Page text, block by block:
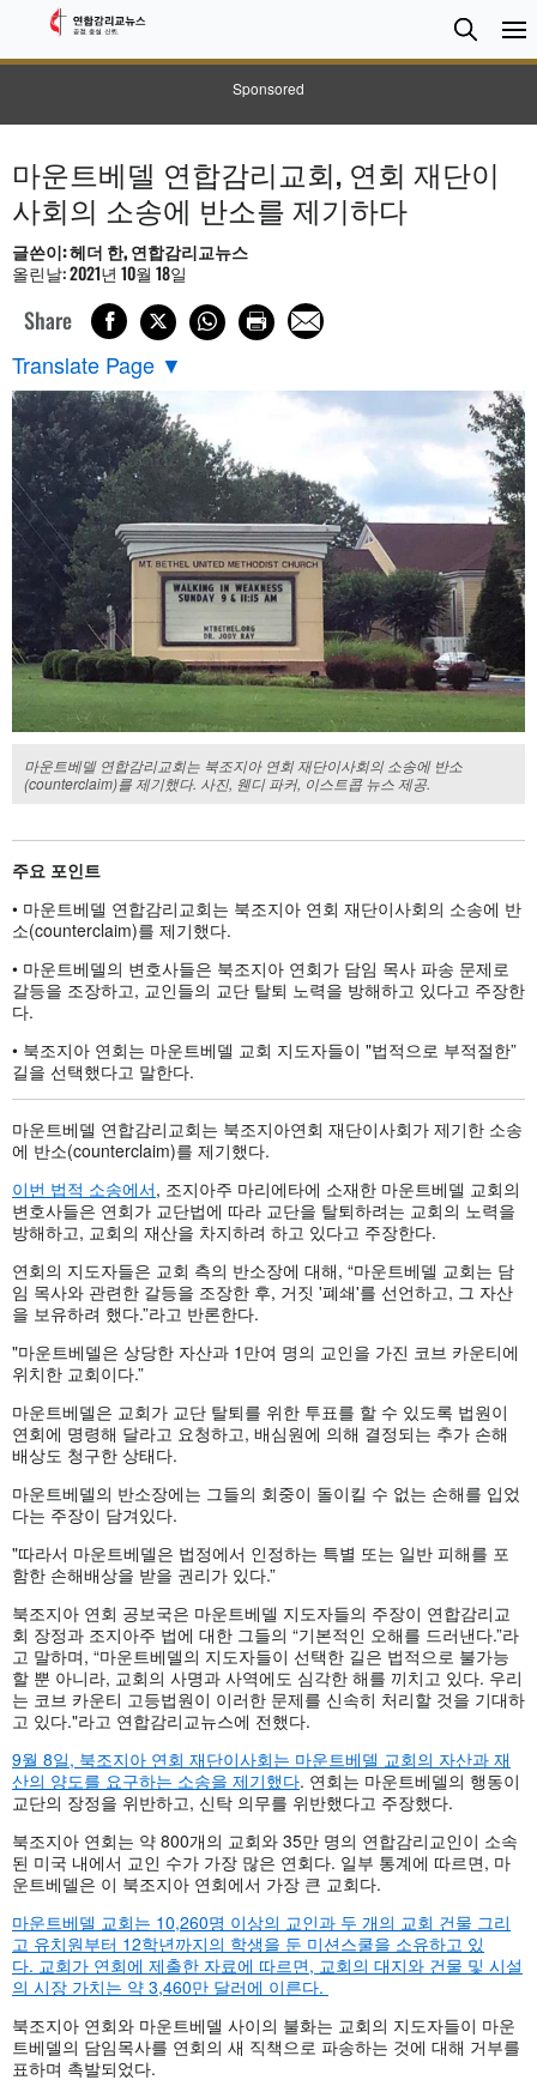
Sponsored
검
색
Search
마운트베델 연합감리교회, 연회 재단이
사회의 소송에 반소를 제기하다
글쓴이: 헤더 한, 연합감리교뉴스
올린날: 2021년 10월 18일
Share
Translate Page ▼
마운트베델 연합감리교회는 북조지아 연회 재단이사회의 소송에 반소
(counterclaim)를 제기했다. 사진, 웬디 파커, 이스트콥 뉴스 제공.
주요 포인트
• 마운트베델 연합감리교회는 북조지아 연회 재단이사회의 소송에 반
소(counterclaim)를 제기했다.
• 마운트베델의 변호사들은 북조지아 연회가 담임 목사 파송 문제로
갈등을 조장하고, 교인들의 교단 탈퇴 노력을 방해하고 있다고 주장한
다.
• 북조지아 연회는 마운트베델 교회 지도자들이 "법적으로 부적절한”
길을 선택했다고 말한다.
마운트베델 연합감리교회는 북조지아연회 재단이사회가 제기한 소송
에 반소(counterclaim)를 제기했다.
이번 법적 소송에서, 조지아주 마리에타에 소재한 마운트베델 교회의
변호사들은 연회가 교단법에 따라 교단을 탈퇴하려는 교회의 노력을
방해하고, 교회의 재산을 차지하려 하고 있다고 주장한다.
연회의 지도자들은 교회 측의 반소장에 대해, “마운트베델 교회는 담
임 목사와 관련한 갈등을 조장한 후, 거짓 '폐쇄'를 선언하고, 그 자산
을 보유하려 했다.”라고 반론한다.
"마운트베델은 상당한 자산과 1만여 명의 교인을 가진 코브 카운티에
위치한 교회이다.”
마운트베델은 교회가 교단 탈퇴를 위한 투표를 할 수 있도록 법원이
연회에 명령해 달라고 요청하고, 배심원에 의해 결정되는 추가 손해
배상도 청구한 상태다.
마운트베델의 반소장에는 그들의 회중이 돌이킬 수 없는 손해를 입었
다는 주장이 담겨있다.
"따라서 마운트베델은 법정에서 인정하는 특별 또는 일반 피해를 포
함한 손해배상을 받을 권리가 있다.”
북조지아 연회 공보국은 마운트베델 지도자들의 주장이 연합감리교
회 장정과 조지아주 법에 대한 그들의 “기본적인 오해를 드러낸다.”라
고 말하며, “마운트베델의 지도자들이 선택한 길은 법적으로 불가능
할 뿐 아니라, 교회의 사명과 사역에도 심각한 해를 끼치고 있다. 우리
는 코브 카운티 고등법원이 이러한 문제를 신속히 처리할 것을 기대하
고 있다."라고 연합감리교뉴스에 전했다.
9월 8일, 북조지아 연회 재단이사회는 마운트베델 교회의 자산과 재
산의 양도를 요구하는 소송을 제기했다. 연회는 마운트베델의 행동이
교단의 장정을 위반하고, 신탁 의무를 위반했다고 주장했다.
북조지아 연회는 약 800개의 교회와 35만 명의 연합감리교인이 소속
된 미국 내에서 교인 수가 가장 많은 연회다. 일부 통계에 따르면, 마
운트베델은 이 북조지아 연회에서 가장 큰 교회다.
마운트베델 교회는 10,260명 이상의 교인과 두 개의 교회 건물 그리
고 유치원부터 12학년까지의 학생을 둔 미션스쿨을 소유하고 있
다. 교회가 연회에 제출한 자료에 따르면, 교회의 대지와 건물 및 시설
의 시장 가치는 약 3,460만 달러에 이른다.
북조지아 연회와 마운트베델 사이의 불화는 교회의 지도자들이 마운
트베델의 담임목사를 연회의 새 직책으로 파송하는 것에 대해 거부를
표하며 촉발되었다.